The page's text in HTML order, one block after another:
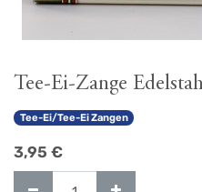
Tee-Ei-Zange
Tee-Ei/Tee-Ei Zangen
3,95 €